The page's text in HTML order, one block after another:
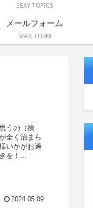
SEXY TOPICS
メールフォーム
MAIL FORM
うの（挨
全く治まら
いかがお過
を！...
2024.05.09